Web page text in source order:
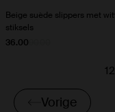
Beige suède slippers met
stiksels
36.00
Vorige
12